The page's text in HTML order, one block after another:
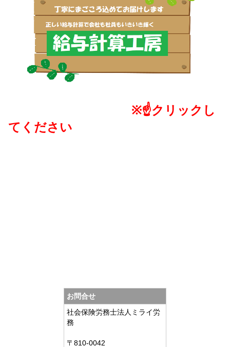
※☝クリックし
てください
お問合せ
社会保険労務士法人ミライ労
務
〒810-0042